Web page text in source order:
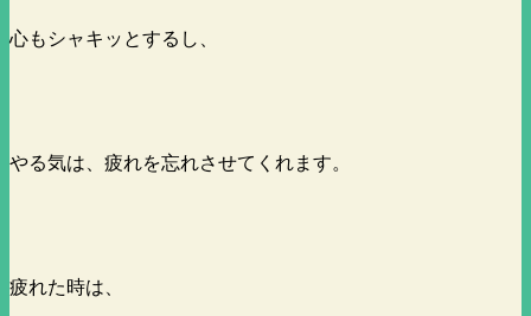
心もシャキッとするし、
やる気は、疲れを忘れさせてくれます。
疲れた時は、